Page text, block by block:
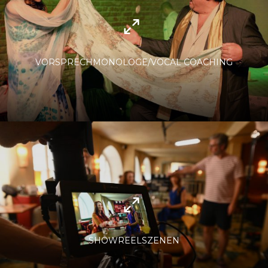
VORSPRECHMONOLOGE/VOCAL COACHING
SHOWREELSZENEN